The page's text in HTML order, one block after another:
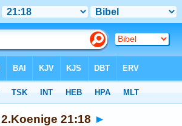
2.Koenige 21:18 ►